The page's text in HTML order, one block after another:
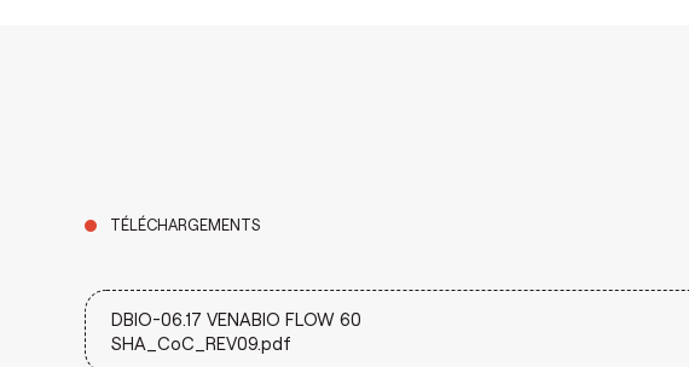
TÉLÉCHARGEMENTS
DBIO-06.17 VENABIO FLOW 60
SHA_CoC_REV09.pdf